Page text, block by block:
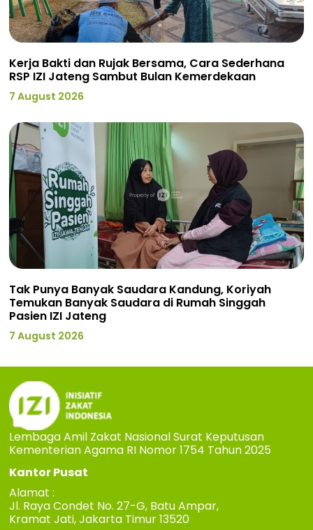
Kerja Bakti dan Rujak Bersama, Cara Sederhana
RSP IZI Jateng Sambut Bulan Kemerdekaan
7 August 2026
Tak Punya Banyak Saudara Kandung, Koriyah
Temukan Banyak Saudara di Rumah Singgah
Pasien IZI Jateng
7 August 2026
Lembaga Amil Zakat Nasional Surat Keputusan
Kementerian Agama RI Nomor 1754 Tahun 2025
Kantor Pusat
Alamat :
Jl. Raya Condet No. 27-G, Batu Ampar,
Kramat Jati, Jakarta Timur 13520